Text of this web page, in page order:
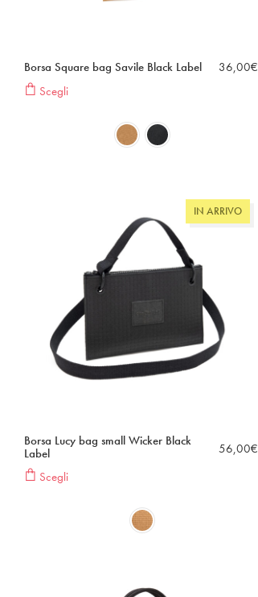
Borsa Square bag Savile Black Label
Scegli
36,00€
IN ARRIVO
Borsa Lucy bag small Wicker Black
Label
Scegli
56,00€